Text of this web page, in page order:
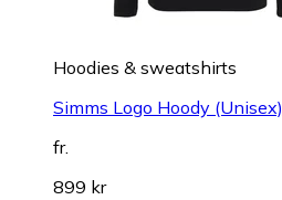
Hoodies & sweatshirts
Simms Logo Hoody (Unisex)
fr.
899 kr